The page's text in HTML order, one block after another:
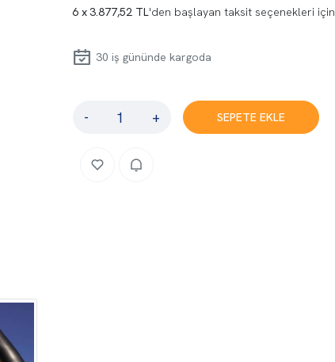
3.877,52 TL'den başlayan taksit seçenekleri için
30 iş gününde kargoda
- + SEPETE EKLE